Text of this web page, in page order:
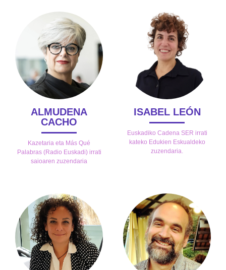
ALMUDENA
CACHO
Kazetaria eta Más Qué
Palabras (Radio Euskadi) irrati
saioaren zuzendaria
ISABEL LEÓN
Euskadiko Cadena SER irrati
kateko Edukien Eskualdeko
zuzendaria.